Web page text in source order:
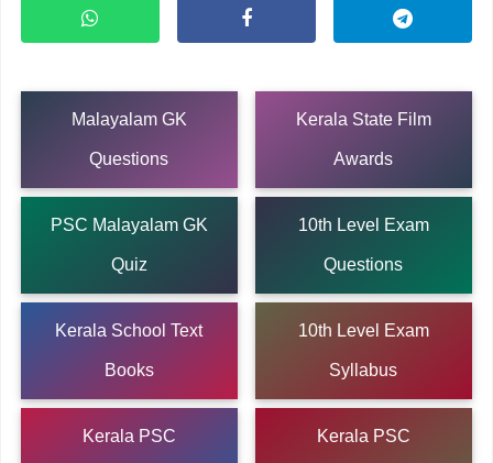
Malayalam GK
Questions
Kerala State Film
Awards
PSC Malayalam GK
Quiz
10th Level Exam
Questions
Kerala School Text
Books
10th Level Exam
Syllabus
Kerala PSC Kerala PSC